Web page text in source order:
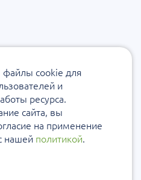
файлы cookie для
и
ресурса.
сайта, вы
на применение
нашей политикой.